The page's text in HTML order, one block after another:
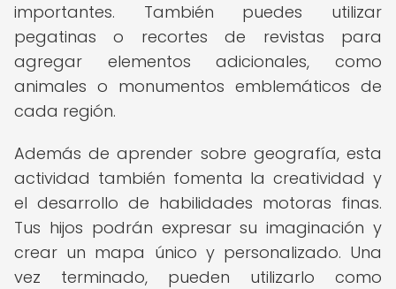
importantes. También puedes utilizar
pegatinas o recortes de revistas para
agregar elementos adicionales, como
animales o monumentos emblemáticos de
cada región.
Además de aprender sobre geografía, esta
actividad también fomenta la creatividad y
el desarrollo de habilidades motoras finas.
Tus hijos podrán expresar su imaginación y
crear un mapa único y personalizado. Una
vez terminado, pueden utilizarlo como